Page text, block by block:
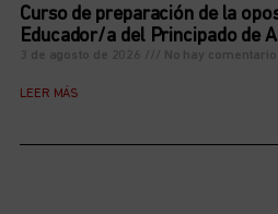
Curso de preparación de la
Educador/a del Principado de
3 de agosto de 2026 No hay
LEER MÁS